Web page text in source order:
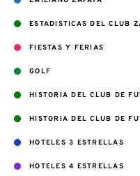
ESTADISTICAS DEL CLUB
FIESTAS Y FERIAS
GOLF
HISTORIA DEL CLUB DE
HISTORIA DEL CLUB DE
HOTELES 3 ESTRELLAS
HOTELES 4 ESTRELLAS